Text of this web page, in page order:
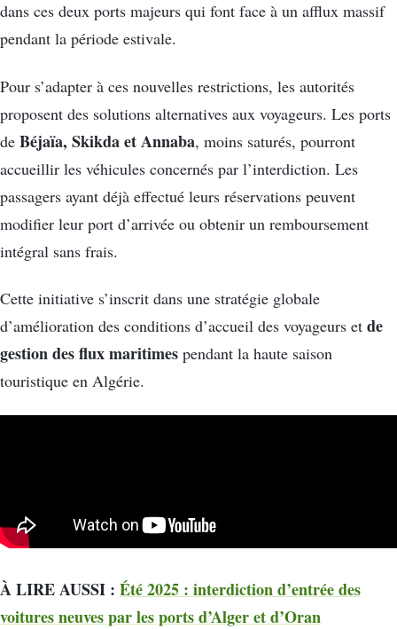
dans ces deux ports majeurs qui font face à un afflux massif
pendant la période estivale.
Pour s’adapter à ces nouvelles restrictions, les autorités
proposent des solutions alternatives aux voyageurs. Les ports
de Béjaïa, Skikda et Annaba, moins saturés, pourront
accueillir les véhicules concernés par l’interdiction. Les
passagers ayant déjà effectué leurs réservations peuvent
modifier leur port d’arrivée ou obtenir un remboursement
intégral sans frais.
Cette initiative s’inscrit dans une stratégie globale
d’amélioration des conditions d’accueil des voyageurs et de
gestion des flux maritimes pendant la haute saison
touristique en Algérie.
À LIRE AUSSI : Été 2025 : interdiction d’entrée des
voitures neuves par les ports d’Alger et d’Oran